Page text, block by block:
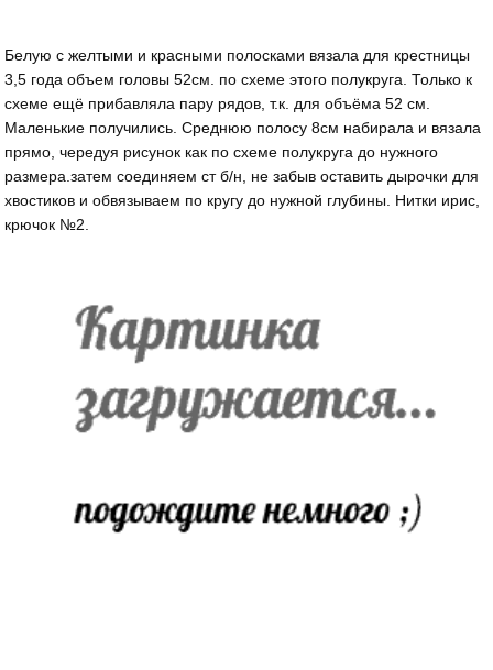
Белую с желтыми и красными полосками вязала для крестницы
3,5 года объем головы 52см. по схеме этого полукруга. Только к
схеме ещё прибавляла пару рядов, т.к. для объёма 52 см.
Маленькие получились. Среднюю полосу 8см набирала и вязала
прямо, чередуя рисунок как по схеме полукруга до нужного
размера.затем соединяем ст б/н, не забыв оставить дырочки для
хвостиков и обвязываем по кругу до нужной глубины. Нитки ирис,
крючок №2.